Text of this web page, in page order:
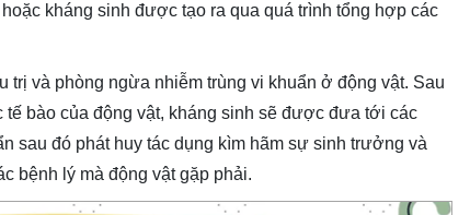
kháng sinh được tạo ra qua quá trình tổng hợp các
trị và phòng ngừa nhiễm trùng vi khuẩn ở động vật. Sau
bào của động vật, kháng sinh sẽ được đưa tới các
sau đó phát huy tác dụng kìm hãm sự sinh trưởng và
bệnh lý mà động vật gặp phải.